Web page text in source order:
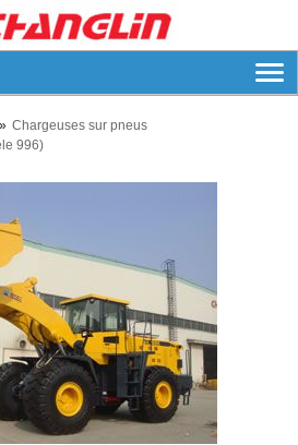
Chargeuses sur pneus
996)